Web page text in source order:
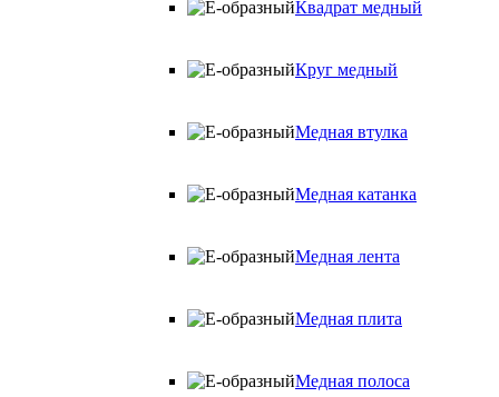
Квадрат медный
Круг медный
Медная втулка
Медная катанка
Медная лента
Медная плита
Медная полоса